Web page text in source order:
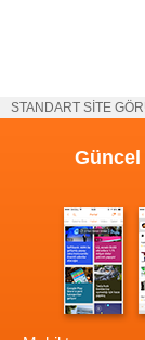
STANDART SİTE